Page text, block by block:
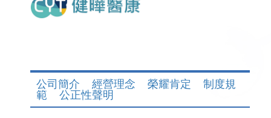
公司簡介 經營理念 榮耀肯定
制度規
範
公正性聲明